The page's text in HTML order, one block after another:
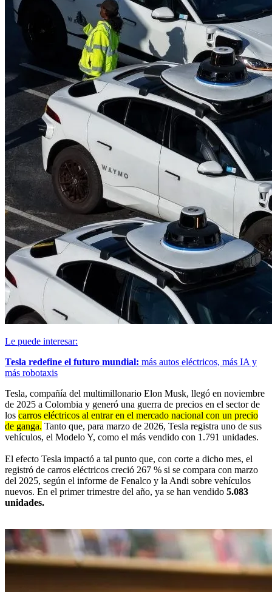
Le puede interesar:
Tesla redefine el futuro mundial: más autos eléctricos, más IA y
más robotaxis
Tesla, compañía del multimillonario Elon Musk, llegó en noviembre
de 2025 a Colombia y generó una guerra de precios en el sector de
los carros eléctricos al entrar en el mercado nacional con un precio
de ganga. Tanto que, para marzo de 2026, Tesla registra uno de sus
vehículos, el Modelo Y, como el más vendido con 1.791 unidades.
El efecto Tesla impactó a tal punto que, con corte a dicho mes, el
registró de carros eléctricos creció 267 % si se compara con marzo
del 2025, según el informe de Fenalco y la Andi sobre vehículos
nuevos. En el primer trimestre del año, ya se han vendido 5.083
unidades.